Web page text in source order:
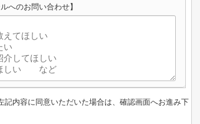
へのお問い合わせ】
記内容に同意いただいた場合は、確認画面へお進み下